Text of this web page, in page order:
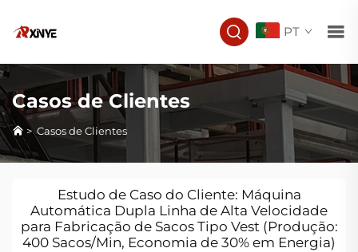
PT
Casos de Clientes
>Casos de Clientes
Estudo de Caso do Cliente: Máquina
Automática Dupla Linha de Alta Velocidade
para Fabricação de Sacos Tipo Vest (Produção:
400 Sacos/Min, Economia de 30% em Energia)